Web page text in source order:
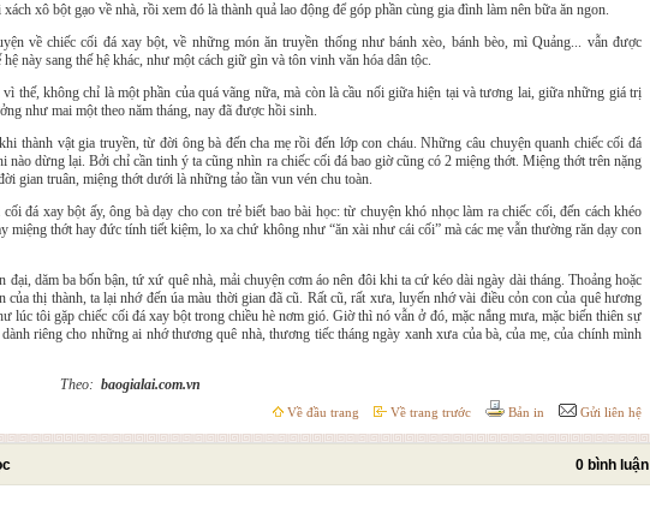
xô bột gạo về nhà, rồi xem đó là thành quả lao động để góp phần cùng gia đình làm nên bữa ăn ngon.
về chiếc cối đá xay bột, về những món ăn truyền thống như bánh xèo, bánh bèo, mì Quảng... vẫn được
này sang thế hệ khác, như một cách giữ gìn và tôn vinh văn hóa dân tộc.
thế, không chỉ là một phần của quá vãng nữa, mà còn là cầu nối giữa hiện tại và tương lai, giữa những giá trị
như mai một theo năm tháng, nay đã được hồi sinh.
thành vật gia truyền, từ đời ông bà đến cha mẹ rồi đến lớp con cháu. Những câu chuyện quanh chiếc cối đá
nào dừng lại. Bởi chỉ cần tinh ý ta cũng nhìn ra chiếc cối đá bao giờ cũng có 2 miệng thớt. Miệng thớt trên nặng
gian truân, miệng thớt dưới là những tảo tần vun vén chu toàn.
đá xay bột ấy, ông bà dạy cho con trẻ biết bao bài học: từ chuyện khó nhọc làm ra chiếc cối, đến cách khéo
miệng thớt hay đức tính tiết kiệm, lo xa chứ không như “ăn xài như cái cối” mà các mẹ vẫn thường răn dạy con
đại, dăm ba bốn bận, tứ xứ quê nhà, mải chuyện cơm áo nên đôi khi ta cứ kéo dài ngày dài tháng. Thoảng hoặc
của thị thành, ta lại nhớ đến úa màu thời gian đã cũ. Rất cũ, rất xưa, luyến nhớ vài điều cỏn con của quê hương
lúc tôi gặp chiếc cối đá xay bột trong chiều hè nơm gió. Giờ thì nó vẫn ở đó, mặc nắng mưa, mặc biến thiên sự
riêng cho những ai nhớ thương quê nhà, thương tiếc tháng ngày xanh xưa của bà, của mẹ, của chính mình
baogialai.com.vn
Về đầu trang Về trang trước Bản in Gửi liên hệ
0 bình luận